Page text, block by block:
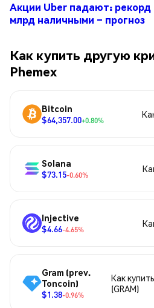
Акции Uber падают: рекорд
млрд наличными – прогноз
Как купить другую
Phemex
Bitcoin
$64,357.00+0.80%
Solana
$73.15-0.60%
Injective
$4.66-4.65%
Gram (prev.
Toncoin)
$1.38-0.96%
Как
(GRAM)